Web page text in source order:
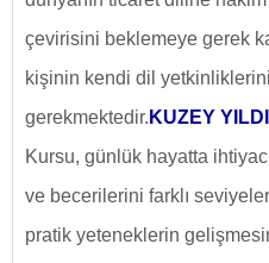
çevirisini beklemeye gerek
kişinin kendi dil
gerekmektedir. KUZEY
Kursu, günlük hayatta
ve becerilerini farklı
pratik yeteneklerin